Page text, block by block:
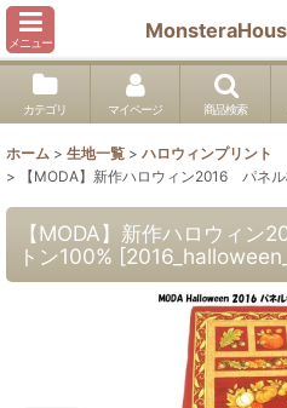
メニュー
カテゴリ マイページ 商品検索
ホーム > 生地一覧 > ハロウィンプリント
>
【MODA】新作ハロウィン2016 パ
【MODA】新作ハロウィ
トン100% [